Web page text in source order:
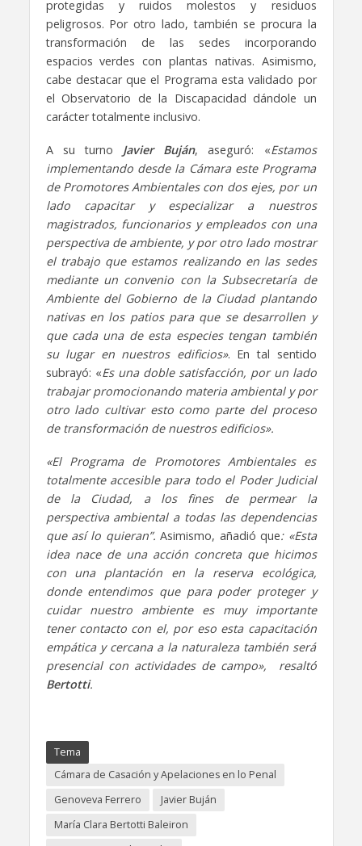
protegidas y ruidos molestos y residuos
peligrosos. Por otro lado, también se procura la
transformación de las sedes incorporando
espacios verdes con plantas nativas. Asimismo,
cabe destacar que el Programa esta validado por
el Observatorio de la Discapacidad dándole un
carácter totalmente inclusivo.
A su turno Javier Buján, aseguró: «Estamos
implementando desde la Cámara este Programa
de Promotores Ambientales con dos ejes, por un
lado capacitar y especializar a nuestros
magistrados, funcionarios y empleados con una
perspectiva de ambiente, y por otro lado mostrar
el trabajo que estamos realizando en las sedes
mediante un convenio con la Subsecretaría de
Ambiente del Gobierno de la Ciudad plantando
nativas en los patios para que se desarrollen y
que cada una de esta especies tengan también
su lugar en nuestros edificios». En tal sentido
subrayó: «Es una doble satisfacción, por un lado
trabajar promocionando materia ambiental y por
otro lado cultivar esto como parte del proceso
de transformación de nuestros edificios».
«El Programa de Promotores Ambientales es
totalmente accesible para todo el Poder Judicial
de la Ciudad, a los fines de permear la
perspectiva ambiental a todas las dependencias
que así lo quieran”.Asimismo, añadió que: «Esta
idea nace de una acción concreta que hicimos
con una plantación en la reserva ecológica,
donde entendimos que para poder proteger y
cuidar nuestro ambiente es muy importante
tener contacto con el, por eso esta capacitación
empática y cercana a la naturaleza también será
presencial con actividades de campo», resaltó
Bertotti.
Tema
Cámara de Casación y Apelaciones en lo Penal
Genoveva Ferrero
Javier Buján
María Clara Bertotti Baleiron